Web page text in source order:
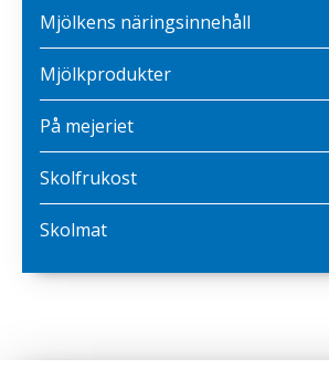
Mjölkens näringsinnehåll
Mjölkprodukter
På mejeriet
Skolfrukost
Skolmat